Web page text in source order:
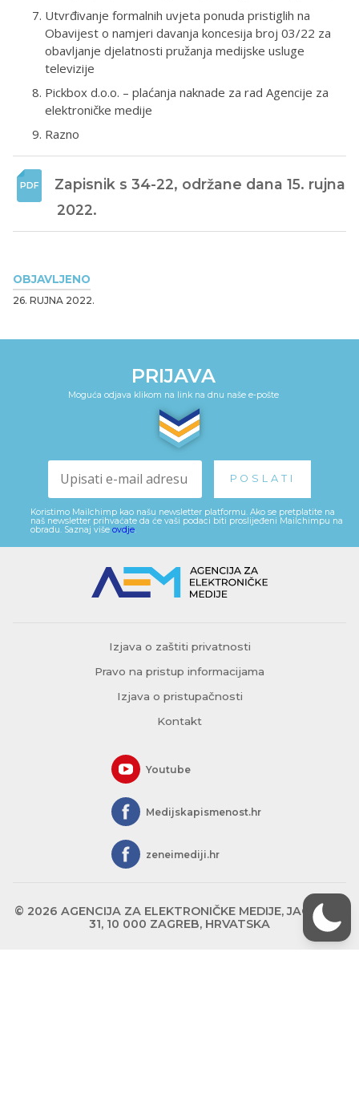
OBJAVLJENO
26. RUJNA 2022.
Utvrđivanje formalnih uvjeta ponuda pristiglih na
Obavijest o namjeri davanja koncesija broj 03/22 za
obavljanje djelatnosti pružanja medijske usluge
televizije
Pickbox d.o.o. – plaćanja naknade za rad Agencije za
elektroničke medije
Razno
Zapisnik s 34-22, održane dana 15. rujna
2022.
PRIJAVA
Moguća odjava klikom na link na dnu naše e-pošte
Koristimo Mailchimp kao našu newsletter platformu. Ako se pretplatite na
naš newsletter prihvaćate da će vaši podaci biti proslijeđeni Mailchimpu na
obradu. Saznaj više ovdje
Izjava o zaštiti privatnosti
Pravo na pristup informacijama
Izjava o pristupačnosti
Kontakt
Youtube
Medijskapismenost.hr
zeneimediji.hr
© 2026 AGENCIJA ZA ELEKTRONIČKE MEDIJE, JAGIĆEVA
31, 10 000 ZAGREB, HRVATSKA